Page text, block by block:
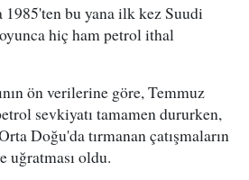
1985'ten bu yana ilk kez Suudi
hiç ham petrol ithal
ön verilerine göre, Temmuz
sevkiyatı tamamen dururken,
Doğu'da tırmanan çatışmaların
uğratması oldu.